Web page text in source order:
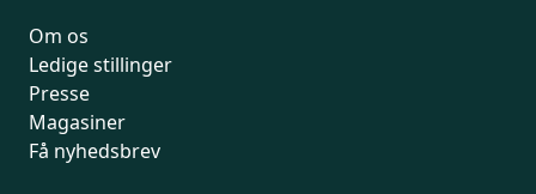
Om os
Ledige stillinger
Presse
Magasiner
Få nyhedsbrev